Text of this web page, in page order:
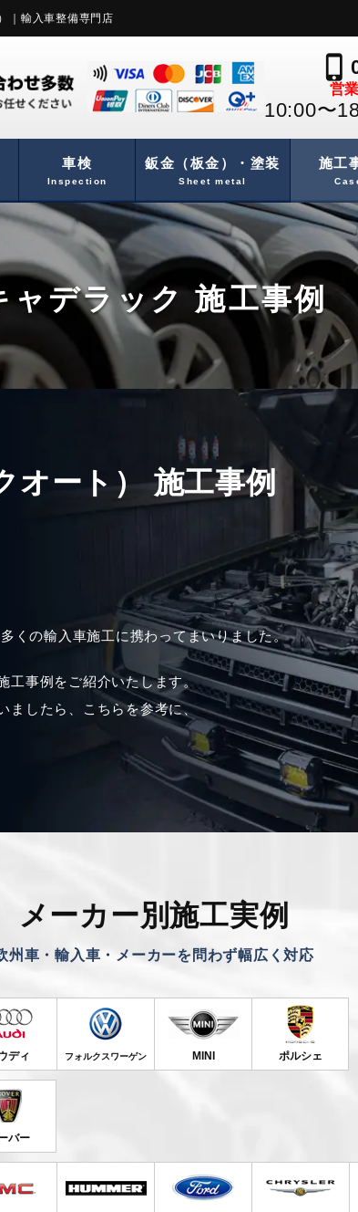
｜輸入車整備専門店
phone_iphone
営
10:00〜
車検
Inspection
鈑金（板金）・塗装
Sheet metal
施工
ャデラック 施工事例
オート） 施工事例
くの輸入車施工に携わってまいりました。
工事例をご紹介いたします。
ましたら、こちらを参考に、
メーカー別施工実例
州車・輸入車・メーカーを問わず幅広く対応
ディ フォルクスワーゲン MINI ポルシェ
バー